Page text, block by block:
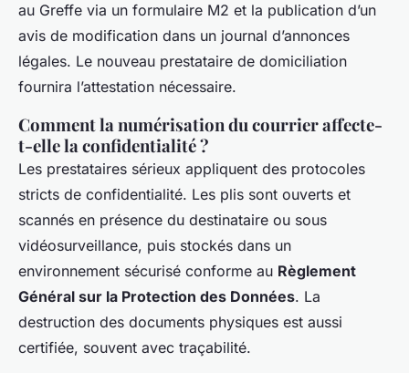
au Greffe via un formulaire M2 et la publication d’un
avis de modification dans un journal d’annonces
légales. Le nouveau prestataire de domiciliation
fournira l’attestation nécessaire.
Comment la numérisation du courrier affecte-
t-elle la confidentialité ?
Les prestataires sérieux appliquent des protocoles
stricts de confidentialité. Les plis sont ouverts et
scannés en présence du destinataire ou sous
vidéosurveillance, puis stockés dans un
environnement sécurisé conforme au Règlement
Général sur la Protection des Données. La
destruction des documents physiques est aussi
certifiée, souvent avec traçabilité.